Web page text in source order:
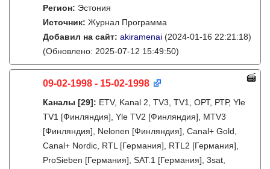
Регион: Эстония
Источник: Журнал Программа
Добавил на сайт: akiramenai (2024-01-16 22:21:18)
(Обновлено: 2025-07-12 15:49:50)
09-02-1998 - 15-02-1998
Каналы [29]: ETV, Kanal 2, TV3, TV1, ОРТ, РТР, Yle
TV1 [Финляндия], Yle TV2 [Финляндия], MTV3
[Финляндия], Nelonen [Финляндия], Canal+ Gold,
Canal+ Nordic, RTL [Германия], RTL2 [Германия],
ProSieben [Германия], SAT.1 [Германия], 3sat,